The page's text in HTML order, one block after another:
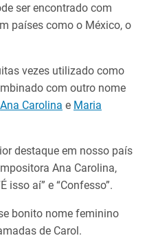
ser encontrado com
países como o México, o
vezes utilizado como
com outro nome
Ana Carolina e Maria
destaque em nosso país
Ana Carolina,
isso aí” e “Confesso”.
bonito nome feminino
de Carol.